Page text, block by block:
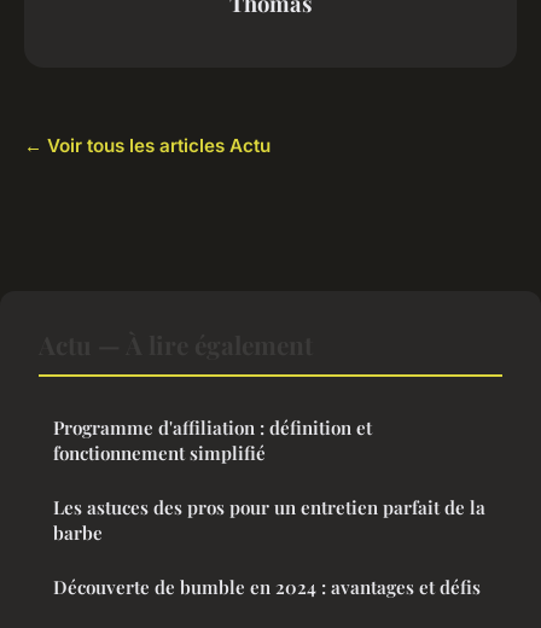
← Voir tous les articles Actu
Programme d'affiliation : définition et
fonctionnement simplifié
Les astuces des pros pour un entretien parfait de la
barbe
Découverte de bumble en 2024 : avantages et défis